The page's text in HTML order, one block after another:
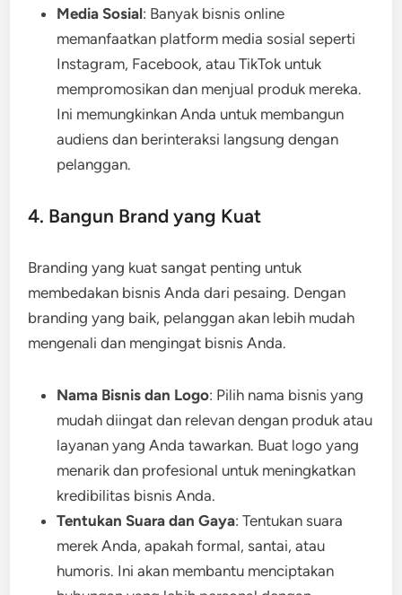
Media Sosial: Banyak bisnis online
memanfaatkan platform media sosial seperti
Instagram, Facebook, atau TikTok untuk
mempromosikan dan menjual produk mereka.
Ini memungkinkan Anda untuk membangun
audiens dan berinteraksi langsung dengan
pelanggan.
4. Bangun Brand yang Kuat
Branding yang kuat sangat penting untuk
membedakan bisnis Anda dari pesaing. Dengan
branding yang baik, pelanggan akan lebih mudah
mengenali dan mengingat bisnis Anda.
Nama Bisnis dan Logo: Pilih nama bisnis yang
mudah diingat dan relevan dengan produk atau
layanan yang Anda tawarkan. Buat logo yang
menarik dan profesional untuk meningkatkan
kredibilitas bisnis Anda.
Tentukan Suara dan Gaya: Tentukan suara
merek Anda, apakah formal, santai, atau
humoris. Ini akan membantu menciptakan